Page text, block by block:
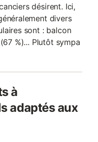
désirent. Ici,
divers
sont : balcon
%)... Plutôt sympa
à
adaptés aux